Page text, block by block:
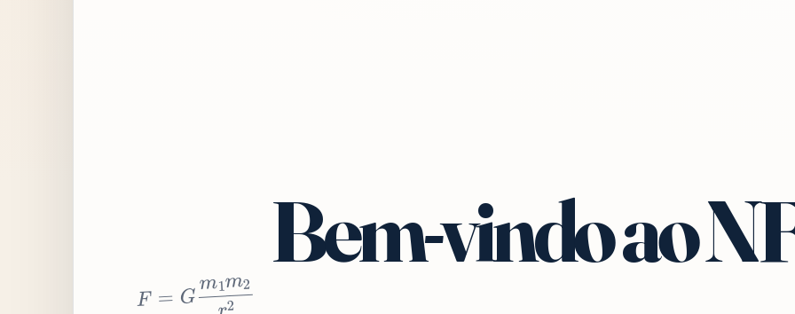
m1m2r2 Bem-vindo ao